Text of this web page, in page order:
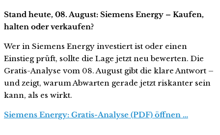
Stand heute, 08. August: Siemens Energy – Kaufen,
halten oder verkaufen?
Wer in Siemens Energy investiert ist oder einen
Einstieg prüft, sollte die Lage jetzt neu bewerten. Die
Gratis-Analyse vom 08. August gibt die klare Antwort –
und zeigt, warum Abwarten gerade jetzt riskanter sein
kann, als es wirkt.
Siemens Energy: Gratis-Analyse (PDF) öffnen …